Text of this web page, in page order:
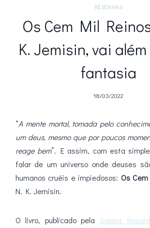
RESENHAS
Os Cem Mil
K. Jemisin, vai
fantasia
18/03/2022
“A mente mortal, tomada pelo
um deus, mesmo que por poucos
reage bem”. E assim, com esta
falar de um universo onde deuses
humanos cruéis e impiedosos: Os
N. K. Jemisin.
O livro, publicado pela Galera Record